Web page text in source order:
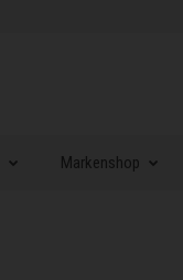
Markenshop